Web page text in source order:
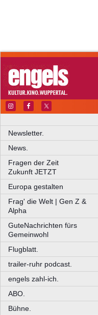
Newsletter.
News.
Fragen der Zeit
Zukunft JETZT
Europa gestalten
Frag' die Welt | Gen Z &
Alpha
GuteNachrichten fürs
Gemeinwohl
Flugblatt.
trailer-ruhr podcast.
engels zahl-ich.
ABO.
Bühne.